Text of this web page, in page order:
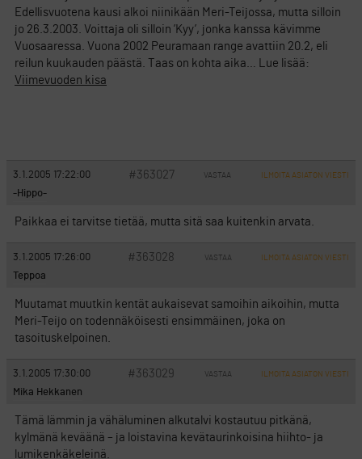
Edellisvuotena kausi alkoi niinikään Meri-Teijossa, mutta silloin
jo 26.3.2003. Voittaja oli silloin ’Kyy’, jonka kanssa kävimme
Vuosaaressa. Vuona 2002 Peuramaan range avattiin 20.2, eli
reilun kuukauden päästä. Taas on kohta aika… Lue lisää:
Viimevuoden kisa
3.1.2005 17:22:00 #363027 VASTAA ILMOITA ASIATON VIESTI
-Hippo-
Paikkaa ei tarvitse tietää, mutta sitä saa kuitenkin arvata.
3.1.2005 17:26:00 #363028 VASTAA ILMOITA ASIATON VIESTI
Teppoa
Muutamat muutkin kentät aukaisevat samoihin aikoihin, mutta
Meri-Teijo on todennäköisesti ensimmäinen, joka on
tasoituskelpoinen.
3.1.2005 17:30:00 #363029 VASTAA ILMOITA ASIATON VIESTI
Mika Hekkanen
Tämä lämmin ja vähäluminen alkutalvi kostautuu pitkänä,
kylmänä keväänä – ja loistavina kevätaurinkoisina hiihto- ja
lumikenkäkeleinä.